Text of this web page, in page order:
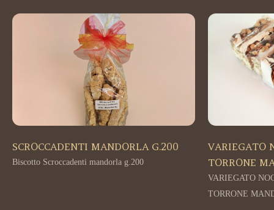
SCROCCADENTI MANDORLA G.200
Biscotto Scroccadenti mandorla g.200
VARIEGATO
TORRONE
VARIEGATO
TORRONE